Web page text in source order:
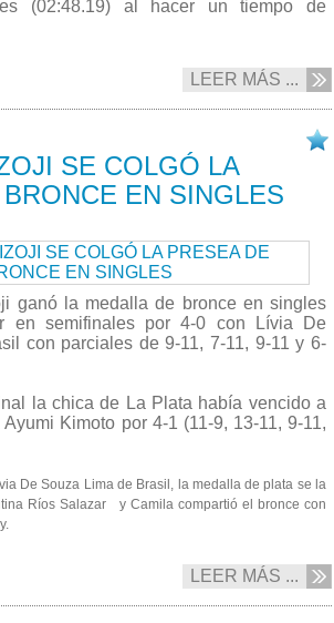
(02:48.19) al hacer un tiempo de
LEER MÁS ...
SE COLGÓ LA
EN SINGLES
ganó la medalla de bronce en singles
en semifinales por 4-0 con Lívia De
con parciales de 9-11, 7-11, 9-11 y 6-
la chica de La Plata había vencido a
Kimoto por 4-1 (11-9, 13-11, 9-11,
De Souza Limade Brasil , la medalla de plata se la
Ríos Salazar
y Camila compartió el bronce con
LEER MÁS ...